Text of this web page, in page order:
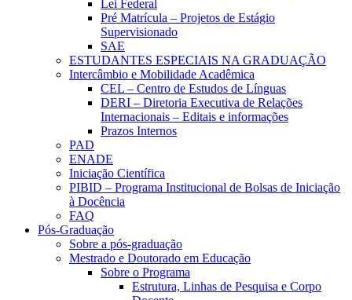
Lei Federal
Pré Matrícula – Projetos de Estágio
Supervisionado
SAE
ESTUDANTES ESPECIAIS NA GRADUAÇÃO
Intercâmbio e Mobilidade Acadêmica
CEL – Centro de Estudos de Línguas
DERI – Diretoria Executiva de Relações
Internacionais – Editais e informações
Prazos Internos
PAD
ENADE
Iniciação Científica
PIBID – Programa Institucional de Bolsas de Iniciação
à Docência
FAQ
Pós-Graduação
Sobre a pós-graduação
Mestrado e Doutorado em Educação
Sobre o Programa
Estrutura, Linhas de Pesquisa e Corpo